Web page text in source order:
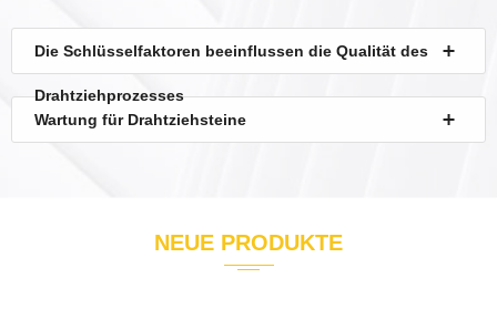
Die Schlüsselfaktoren beeinflussen die Qualität des
Drahtziehprozesses
Wartung für Drahtziehsteine
NEUE PRODUKTE